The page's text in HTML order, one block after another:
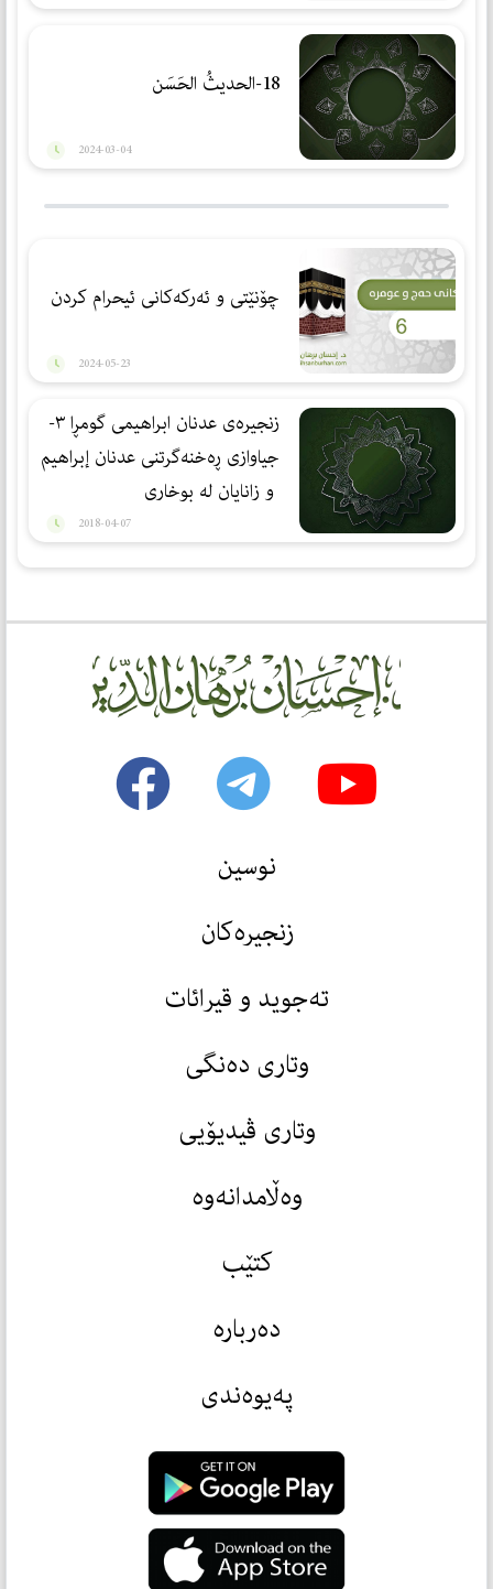
18-الحديثُ الحَسَن
2024-03-04
چۆنێتی و ئەركەكانی ئیحرام كردن
2024-05-23
زنجیرەی عدنان ابراهیمی گومڕا ٣-
جیاوازی ڕه‌خنه‌گرتنی عدنان إبراهیم
‌ و زانایان له‌ بوخاری
2018-04-07
نوسین
زنجیرەکان
تەجوید و قیرائات
وتاری دەنگی
وتاری ڤیدیۆیی
وەڵامدانەوە
کتێب
دەربارە
پەیوەندی